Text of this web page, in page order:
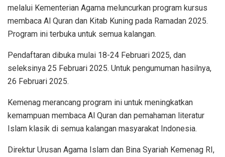
melalui Kementerian Agama meluncurkan program kursus
membaca Al Quran dan Kitab Kuning pada Ramadan 2025.
Program ini terbuka untuk semua kalangan.
Pendaftaran dibuka mulai 18-24 Februari 2025, dan
seleksinya 25 Februari 2025. Untuk pengumuman hasilnya,
26 Februari 2025.
Kemenag merancang program ini untuk meningkatkan
kemampuan membaca Al Quran dan pemahaman literatur
Islam klasik di semua kalangan masyarakat Indonesia.
Direktur Urusan Agama Islam dan Bina Syariah Kemenag RI,